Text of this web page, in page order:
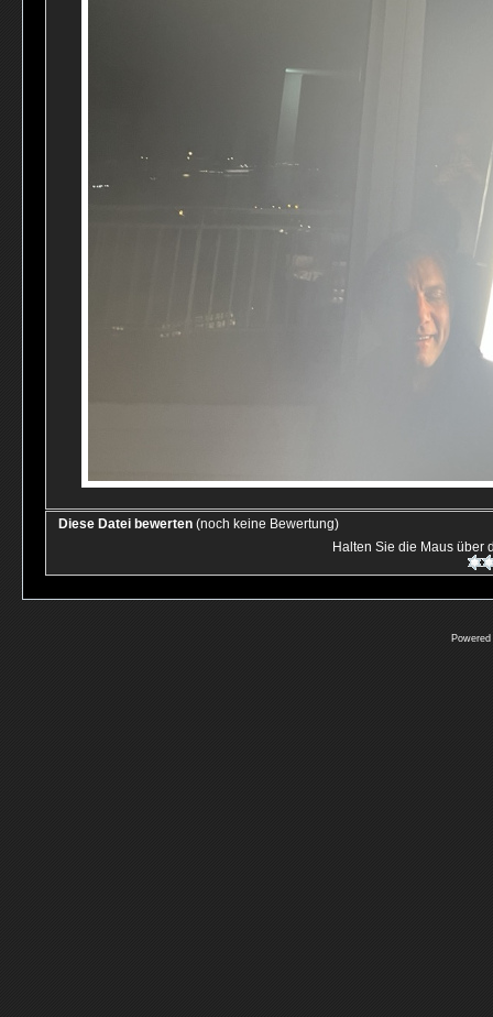
Diese Datei bewerten (noch keine Bewertung)
Halten Sie die Maus über